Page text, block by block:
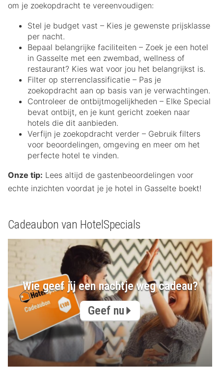
om je zoekopdracht te vereenvoudigen:
Stel je budget vast – Kies je gewenste prijsklasse
per nacht.
Bepaal belangrijke faciliteiten – Zoek je een hotel
in Gasselte met een zwembad, wellness of
restaurant? Kies wat voor jou het belangrijkst is.
Filter op sterrenclassificatie – Pas je
zoekopdracht aan op basis van je verwachtingen.
Controleer de ontbijtmogelijkheden – Elke Special
bevat ontbijt, en je kunt gericht zoeken naar
hotels die dit aanbieden.
Verfijn je zoekopdracht verder – Gebruik filters
voor beoordelingen, omgeving en meer om het
perfecte hotel te vinden.
Onze tip: Lees altijd de gastenbeoordelingen voor
echte inzichten voordat je je hotel in Gasselte boekt!
Cadeaubon van HotelSpecials
Wie geef jij een nachtje weg cadeau?
Geef nu